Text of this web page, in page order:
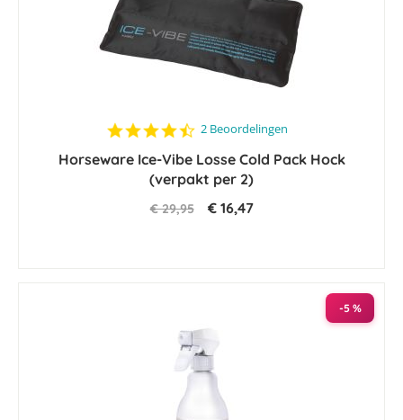
4.5
rating
2 Beoordelingen
Horseware Ice-Vibe Losse Cold Pack Hock
(verpakt per 2)
€ 29,95 € 16,47
-5 %